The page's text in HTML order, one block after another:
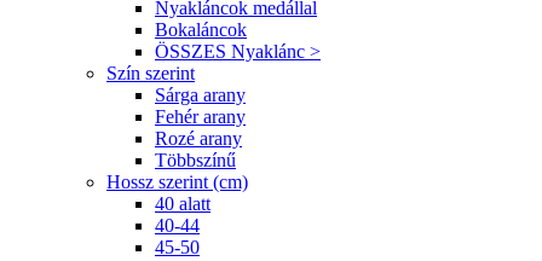
Nyakláncok medállal
Bokaláncok
ÖSSZES Nyaklánc >
Szín szerint
Sárga arany
Fehér arany
Rozé arany
Többszínű
Hossz szerint (cm)
40 alatt
40-44
45-50